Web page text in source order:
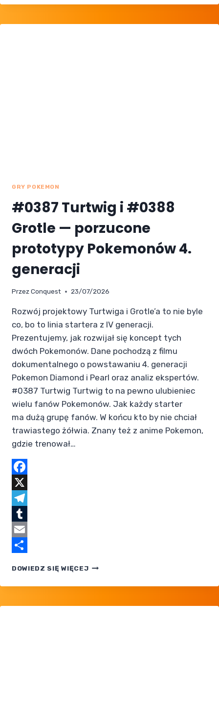
I PERŁA,
004
GRY POKEMON
#0387 Turtwig i #0388
Grotle — porzucone
prototypy Pokemonów 4.
generacji
Przez Conquest 23/07/2026
Rozwój projektowy Turtwiga i Grotle’a to nie byle
co, bo to linia startera z IV generacji.
Prezentujemy, jak rozwijał się koncept tych
dwóch Pokemonów. Dane pochodzą z filmu
dokumentalnego o powstawaniu 4. generacji
Pokemon Diamond i Pearl oraz analiz ekspertów.
#0387 Turtwig Turtwig to na pewno ulubieniec
wielu fanów Pokemonów. Jak każdy starter
ma dużą grupę fanów. W końcu kto by nie chciał
trawiastego żółwia. Znany też z anime Pokemon,
gdzie trenował…
Facebook
X
Telegram
Tumblr
Email
DOWIEDZ SIĘ WIĘCEJ#0387
I #0388
— PORZUCONE